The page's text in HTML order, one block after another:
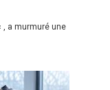
, a murmuré une